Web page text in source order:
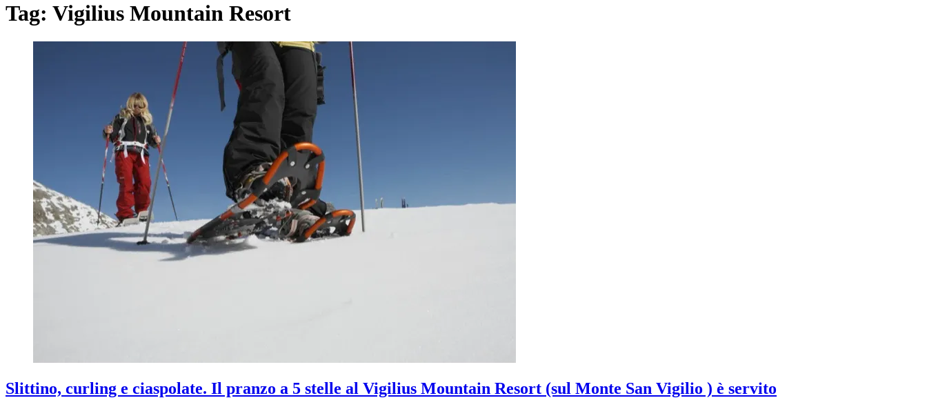
Tag: Vigilius Mountain Resort
Slittino, curling e ciaspolate. Il pranzo a 5 stelle al Vigilius Mountain Resort (sul Monte San Vigilio ) è servito